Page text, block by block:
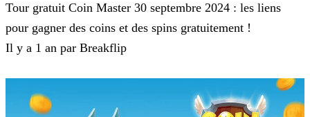
Tour gratuit Coin Master 30 septembre 2024 : les liens
pour gagner des coins et des spins gratuitement !
Il y a 1 an par Breakflip